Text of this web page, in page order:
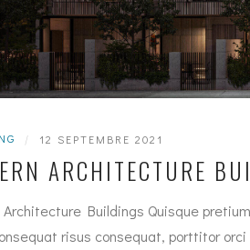
| 12 SEPTEMBRE 2021
ARCHITECTURE
Architecture Buildings Quisque
risus consequat, porttitor